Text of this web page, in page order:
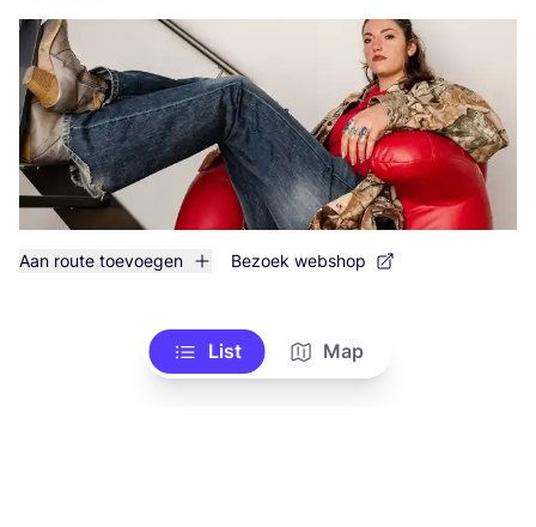
Aan route toevoegen Bezoek webshop
List Map